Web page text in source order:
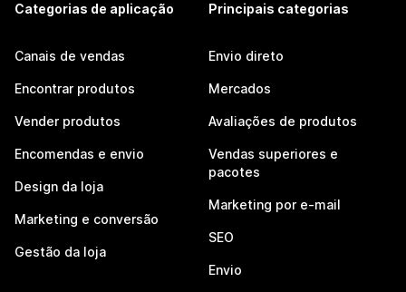
Categorias de aplicação
Canais de vendas
Encontrar produtos
Vender produtos
Encomendas e envio
Design da loja
Marketing e conversão
Gestão da loja
Principais categorias
Envio direto
Mercados
Avaliações de produtos
Vendas superiores e
pacotes
Marketing por e-mail
SEO
Envio